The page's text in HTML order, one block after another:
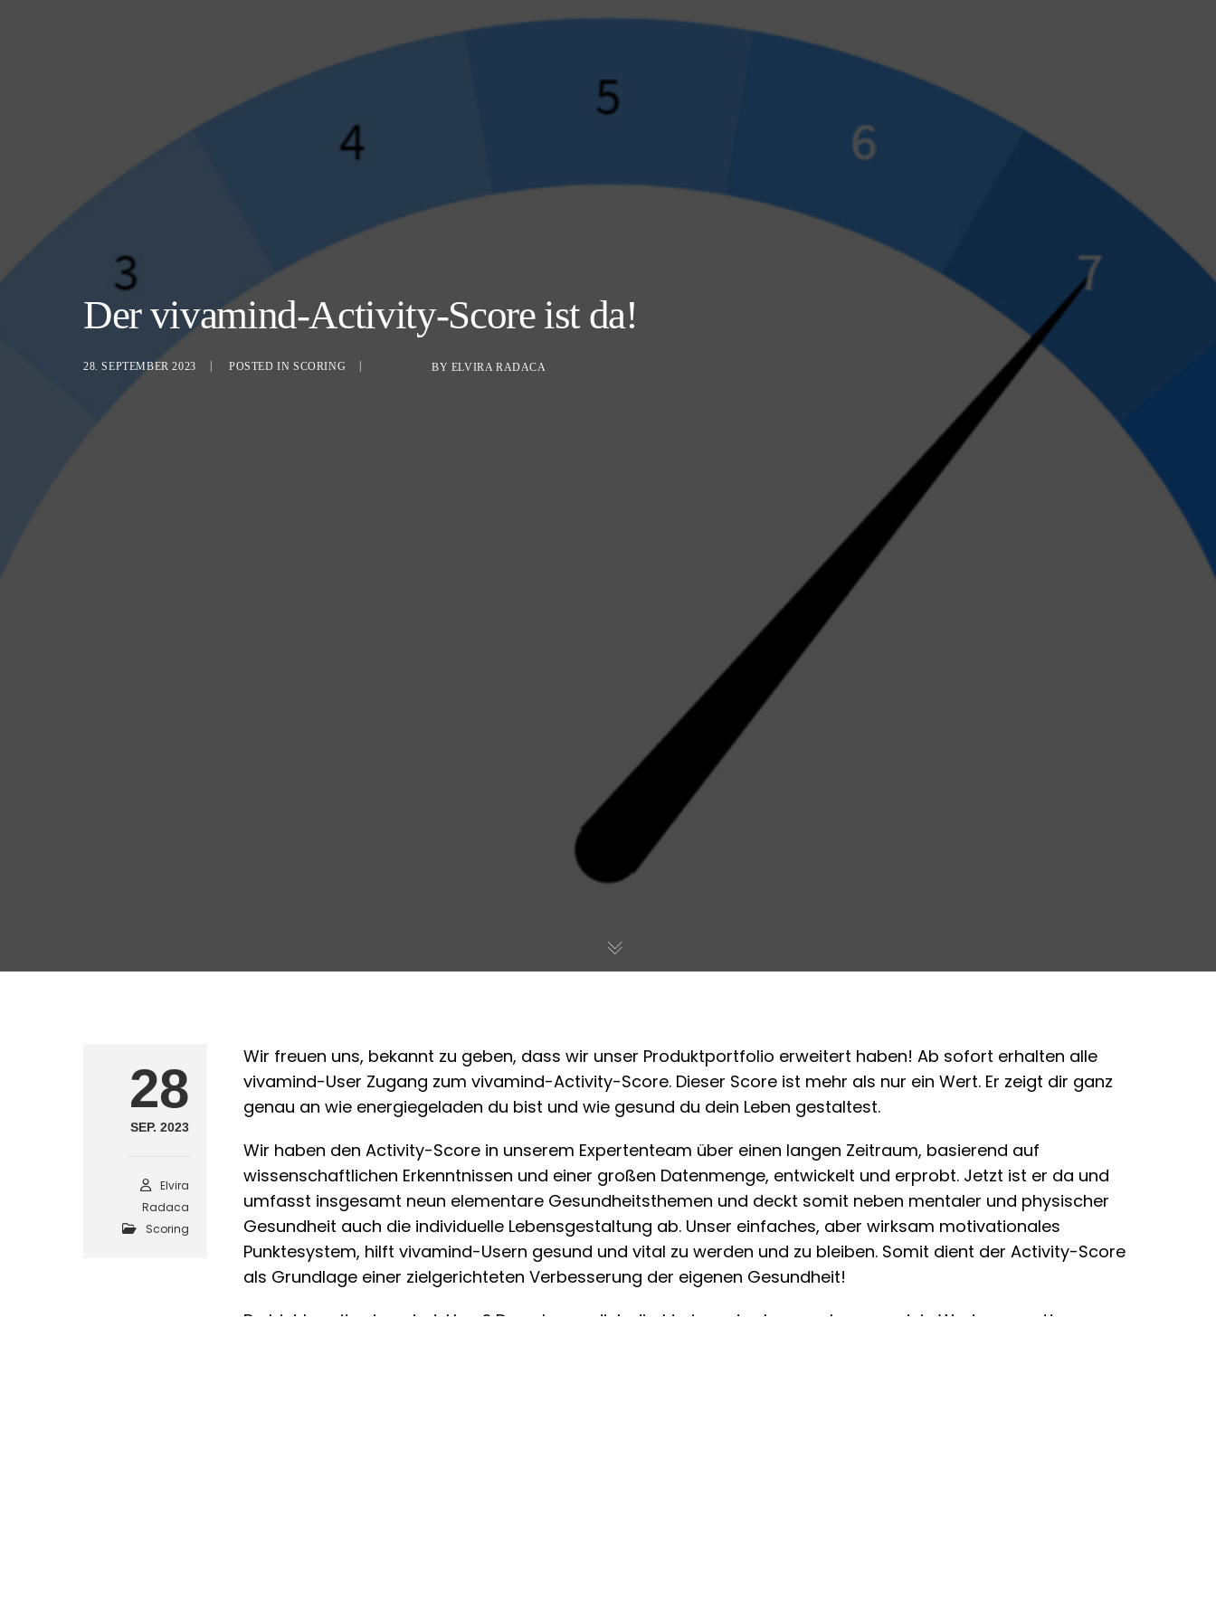
Der vivamind-Activity-Score ist da!
28. SEPTEMBER 2023 POSTED INSCORING BY ELVIRA RADACA
28
SEP. 2023
Elvira
Radaca
Scoring
Wir freuen uns, bekannt zu geben, dass wir unser Produktportfolio erweitert haben! Ab sofort erhalten alle
vivamind-User Zugang zum vivamind-Activity-Score. Dieser Score ist mehr als nur ein Wert. Er zeigt dir ganz
genau an wie energiegeladen du bist und wie gesund du dein Leben gestaltest.
Wir haben den Activity-Score in unserem Expertenteam über einen langen Zeitraum, basierend auf
wissenschaftlichen Erkenntnissen und einer großen Datenmenge, entwickelt und erprobt. Jetzt ist er da und
umfasst insgesamt neun elementare Gesundheitsthemen und deckt somit neben mentaler und physischer
Gesundheit auch die individuelle Lebensgestaltung ab. Unser einfaches, aber wirksam motivationales
Punktesystem, hilft vivamind-Usern gesund und vital zu werden und zu bleiben. Somit dient der Activity-Score
als Grundlage einer zielgerichteten Verbesserung der eigenen Gesundheit!
Du bist bereits vivamind-User? Dann logge dich direkt ein und schau nach, was s dein Wert aussagt!